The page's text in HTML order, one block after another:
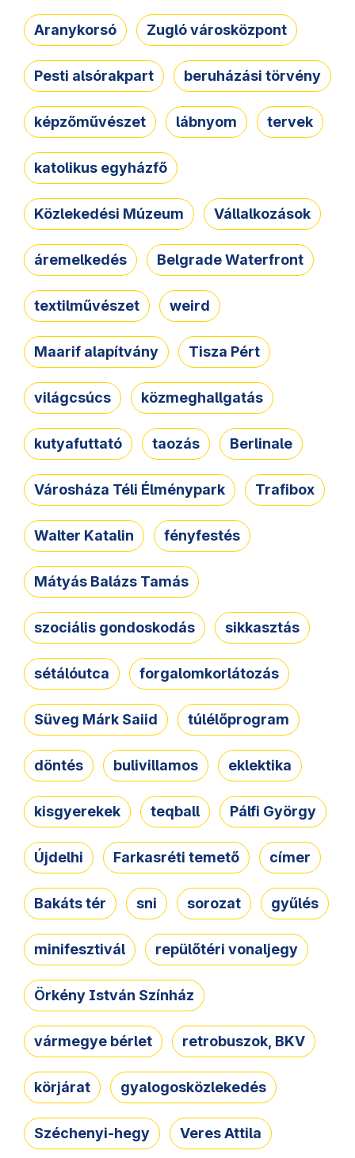
Aranykorsó Zugló városközpont
Pesti alsórakpart beruházási törvény
képzőművészet lábnyom tervek
katolikus egyházfő
Közlekedési Múzeum Vállalkozások
áremelkedés Belgrade Waterfront
textilművészet weird
Maarif alapítvány Tisza Pért
világcsúcs közmeghallgatás
kutyafuttató taozás Berlinale
Városháza Téli Élménypark Trafibox
Walter Katalin fényfestés
Mátyás Balázs Tamás
szociális gondoskodás sikkasztás
sétálóutca forgalomkorlátozás
Süveg Márk Saiid túlélőprogram
döntés bulivillamos eklektika
kisgyerekek teqball Pálfi György
Újdelhi Farkasréti temető címer
Bakáts tér sni sorozat gyűlés
minifesztivál repülőtéri vonaljegy
Örkény István Színház
vármegye bérlet retrobuszok, BKV
körjárat gyalogosközlekedés
Széchenyi-hegy Veres Attila